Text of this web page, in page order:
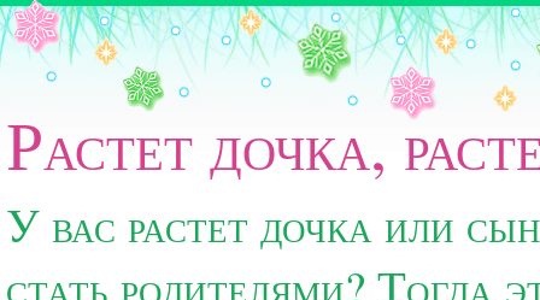
Растет дочка,
У вас растет дочка или
стать родителями? Тогда